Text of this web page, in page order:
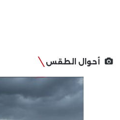
أحوال الطقس